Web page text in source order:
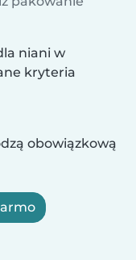
niani w
kryteria
obowiązkową